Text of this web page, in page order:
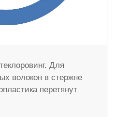
Для
волокон в стержне
перетянут